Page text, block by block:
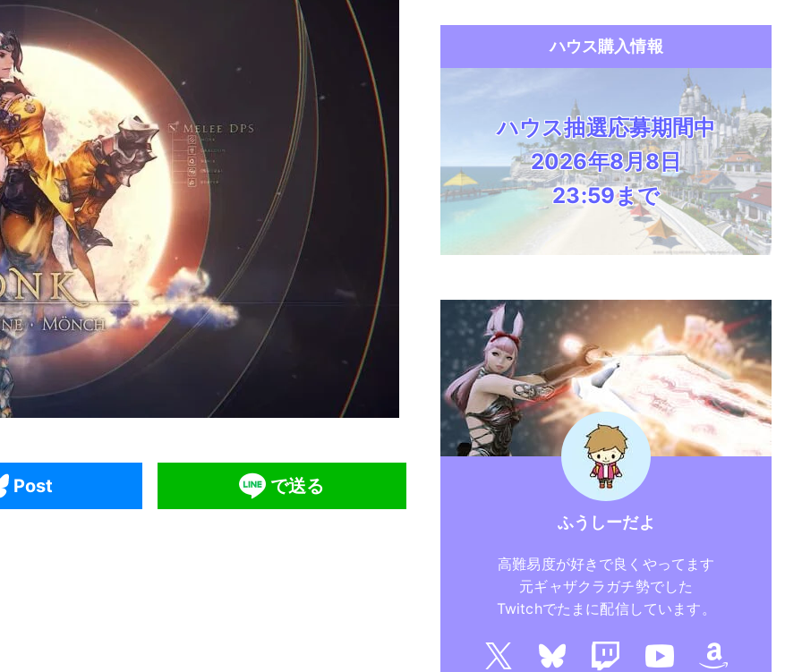
Post で送る
ハウス購入情報
ハウス抽選応募期間中
2026年8月8日
23:59まで
ふうしーだよ
高難易度が好きで良くやってます
元ギャザクラガチ勢でした
Twitchでたまに配信しています。